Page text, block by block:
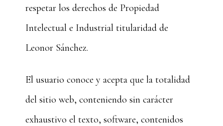
respetar los derechos de Propiedad
Intelectual e Industrial titularidad de
Leonor Sánchez.
El usuario conoce y acepta que la totalidad
del sitio web, conteniendo sin carácter
exhaustivo el texto, software, contenidos